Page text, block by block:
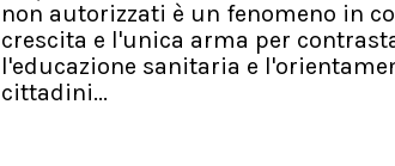
non autorizzati è un fenomeno in
crescita e l'unica arma per
l'educazione sanitaria e
cittadini...